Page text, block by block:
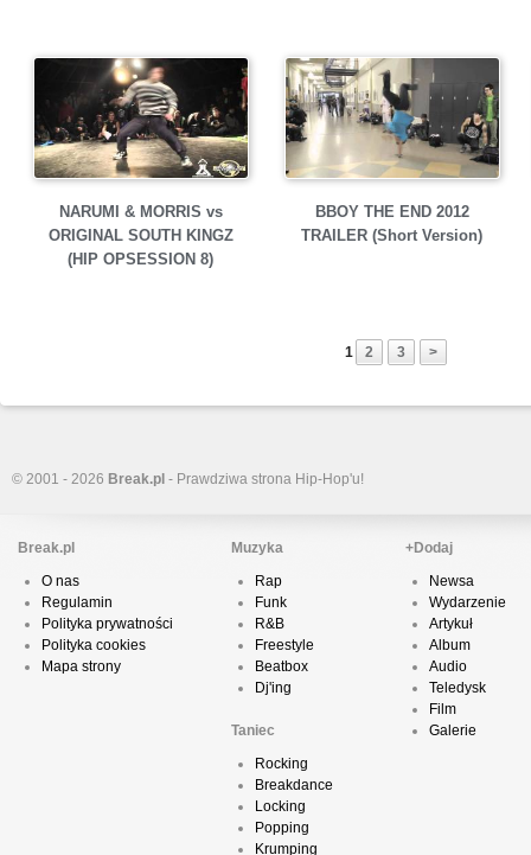
NARUMI & MORRIS vs
ORIGINAL SOUTH KINGZ
(HIP OPSESSION 8)
BBOY THE END 2012
TRAILER (Short Version)
1 2 3 >
© 2001 - 2026 Break.pl - Prawdziwa strona Hip-Hop'u!
Break.pl
O nas
Regulamin
Polityka prywatności
Polityka cookies
Mapa strony
Muzyka
Rap
Funk
R&B
Freestyle
Beatbox
Dj'ing
Taniec
Rocking
Breakdance
Locking
Popping
Krumping
+Dodaj
Newsa
Wydarzenie
Artykuł
Album
Audio
Teledysk
Film
Galerie